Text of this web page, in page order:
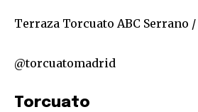
Terraza Torcuato ABC Serrano /
@torcuatomadrid
Torcuato